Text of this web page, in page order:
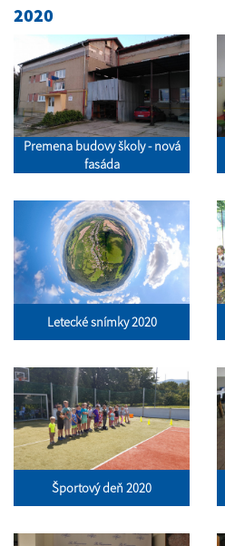
2020
Premena budovy školy - nová
fasáda
Letecké snímky 2020
Športový deň 2020